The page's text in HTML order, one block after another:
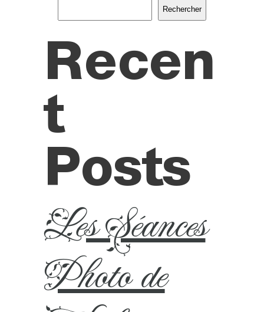
Rechercher
Recen
t
Posts
Les Séances
Photo de